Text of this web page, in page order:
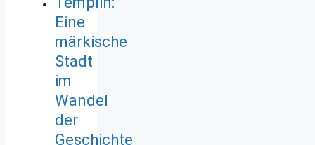
Eine
märkische
Stadt
im
Wandel
der
Geschichte